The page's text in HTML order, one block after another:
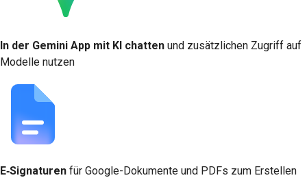
In der Gemini App mit KI chatten und zusätzlichen Zugriff auf
Modelle nutzen
E‑Signaturen für Google-Dokumente und PDFs zum Erstellen